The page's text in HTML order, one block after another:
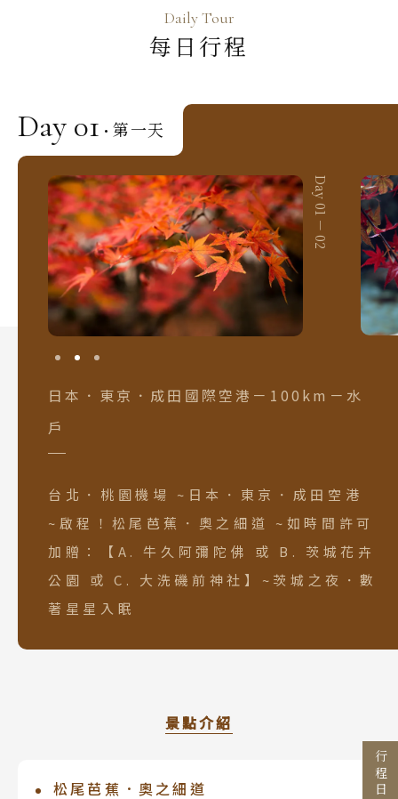
Daily Tour
每日行程
Day 01 · 第一天
Day 01 － 02
日本．東京．成田國際空港－100km－水
戶
台北．桃園機場 ~日本．東京．成田空港
~啟程！松尾芭蕉．奧之細道 ~如時間許可
加贈：【A. 牛久阿彌陀佛 或 B. 茨城花卉
公園 或 C. 大洗磯前神社】~茨城之夜．數
著星星入眠
景點介紹
松尾芭蕉．奧之細道
Search
行程日期搜尋
至